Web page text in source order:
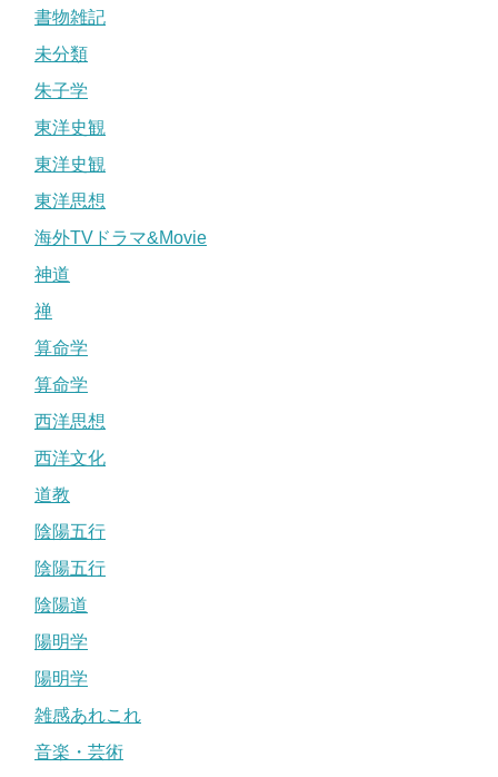
書物雑記
未分類
朱子学
東洋史観
東洋史観
東洋思想
海外TVドラマ&Movie
神道
禅
算命学
算命学
西洋思想
西洋文化
道教
陰陽五行
陰陽五行
陰陽道
陽明学
陽明学
雑感あれこれ
音楽・芸術